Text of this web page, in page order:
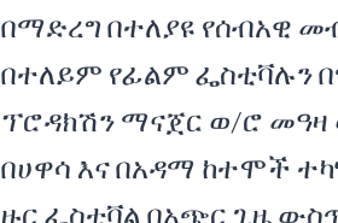
በማድረግ በተለያዩ የሰብአዊ
በተለይም የፊልም ፌስቲቫሉን
ፕሮዳክሽን ማናጀር ወ/ሮ
በሀዋሳ እና በአዳማ ከተሞች
ዙር ፌስቲቫል በአጭር ጊዜ